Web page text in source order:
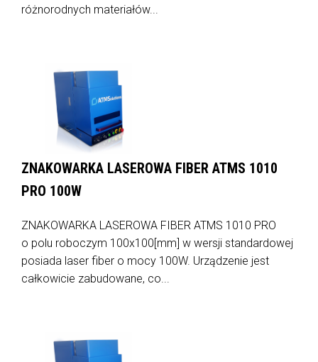
różnorodnych materiałów...
ZNAKOWARKA LASEROWA FIBER ATMS 1010
PRO 100W
ZNAKOWARKA LASEROWA FIBER ATMS 1010 PRO
o polu roboczym 100x100[mm] w wersji standardowej
posiada laser fiber o mocy 100W. Urządzenie jest
całkowicie zabudowane, co...